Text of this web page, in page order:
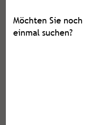
MÖCHTEN
SIE
NOCH
Möchten Sie noch
einmal suchen?